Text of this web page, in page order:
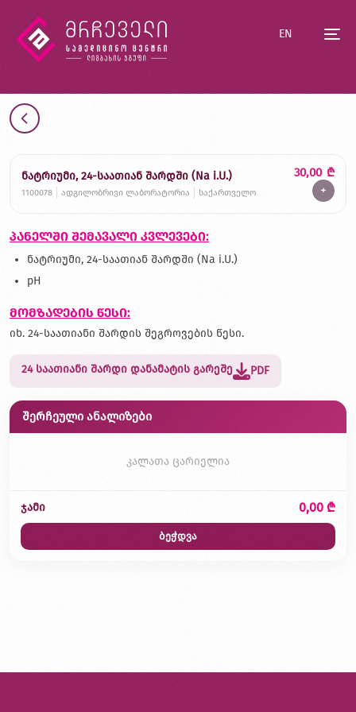
EN
ნატრიუმი, 24-საათიან შარდში (Na i.U.)
1100078 ადგილობრივი ლაბორატორია საქართველო
30,00 ₾
+
პანელში შემავალი კვლევები:
ნატრიუმი, 24-საათიან შარდში (Na i.U.)
pH
მომზადების წესი:
იხ. 24-საათიანი შარდის შეგროვების წესი.
24 საათიანი შარდი დანამატის გარეშე PDF
შერჩეული ანალიზები
კალათა ცარიელია
ჯამი 0,00 ₾
ბეჭდვა